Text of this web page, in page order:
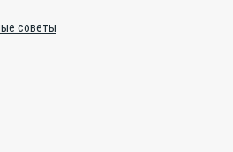
советы